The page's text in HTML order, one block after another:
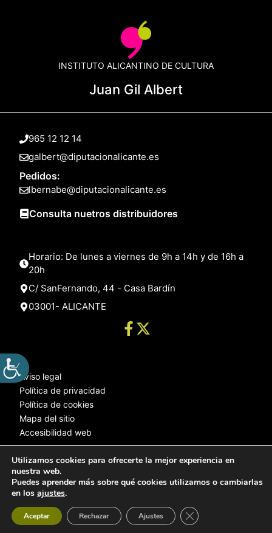
INSTITUTO ALICANTINO DE CULTURA
Juan Gil Albert
965 12 12 14
galbert@diputacionalicante.es
Pedidos:
lbernabe@diputacionalicante.es
Consulta nuetros distribuidores
Horario: De lunes a viernes de 9h a 14h y de 16h a
20h
C/ SanFernando, 44 - Casa Bardín
03001- ALICANTE
Aviso legal
Política de privacidad
Política de cookies
Mapa del sitio
Accesibilidad web
© 2025 Web desarrollada por el Servicio de Informática de Diputación
Utilizamos cookies para ofrecerte la mejor experiencia en
nuestra web.
Puedes aprender más sobre qué cookies utilizamos o cambiarlas
en los ajustes.
Aceptar Rechazar Ajustes Cerrar el banner de